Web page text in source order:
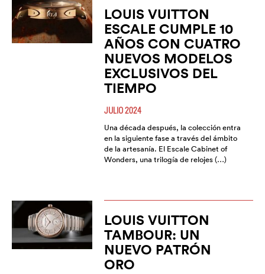
LOUIS VUITTON
ESCALE CUMPLE 10
AÑOS CON CUATRO
NUEVOS MODELOS
EXCLUSIVOS DEL
TIEMPO
JULIO 2024
Una década después, la colección entra
en la siguiente fase a través del ámbito
de la artesanía. El Escale Cabinet of
Wonders, una trilogía de relojes (…)
LOUIS VUITTON
TAMBOUR: UN
NUEVO PATRÓN
ORO